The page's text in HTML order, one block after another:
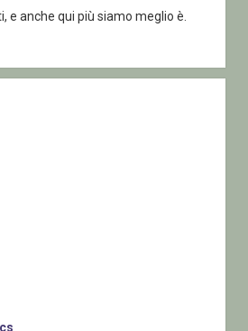
e anche qui più siamo meglio è.